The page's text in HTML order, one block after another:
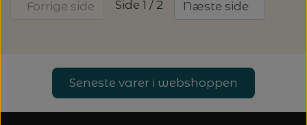
Forrige side Side 1 / 2 Næste side
Seneste varer i webshoppen